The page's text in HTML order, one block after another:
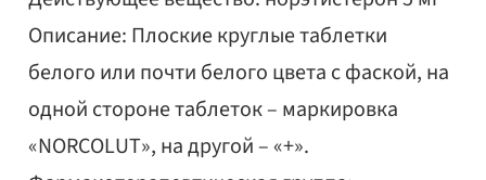
Описание: Плоские круглые таблетки
белого или почти белого цвета с фаской, на
одной стороне таблеток – маркировка
«NORCOLUT», на другой – «+».